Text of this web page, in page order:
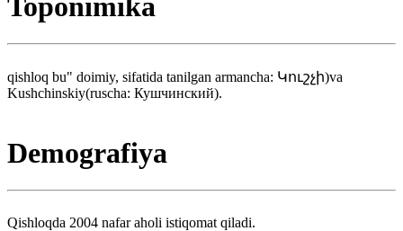
Toponimika
qishloq bu" doimiy, sifatida tanilgan armancha: Կուշչի)va
Kushchinskiy(ruscha: Кушчинский).
Demografiya
Qishloqda 2004 nafar aholi istiqomat qiladi.